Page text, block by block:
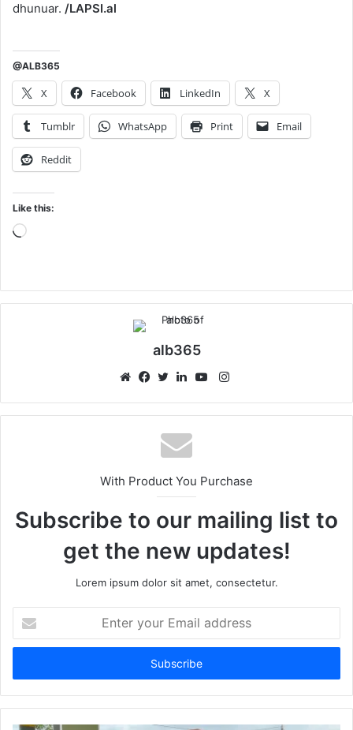
dhunuar. /LAPSI.al
@ALB365
X Facebook LinkedIn X
Tumblr WhatsApp Print Email
Reddit
Like this:
Loading…
alb365
Instagram
With Product You Purchase
Subscribe to our mailing list to
get the new updates!
Lorem ipsum dolor sit amet, consectetur.
your
Email